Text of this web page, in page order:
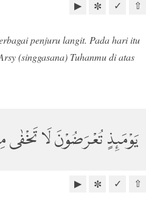
⇧
✓
✼
▶
penjuru langit. Pada hari itu
(singgasana) Tuhanmu di atas
يَوْمَىِٕذٍ تُعْرَضُوْنَ لَا تَخْفٰى
⇧
✓
✼
▶